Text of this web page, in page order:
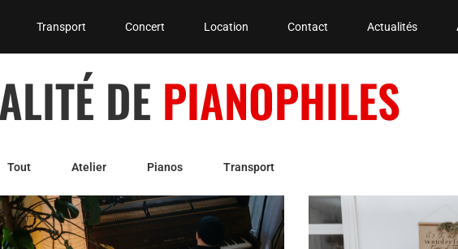
Transport Concert Location Contact Actualités
DE PIANOPHILES
Tout Atelier Pianos Transport